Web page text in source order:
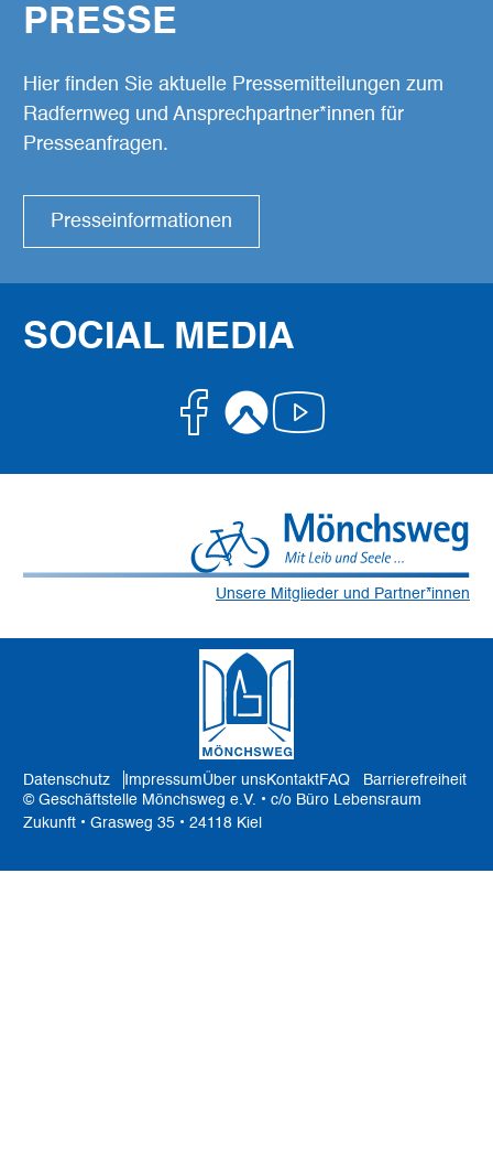
PRESSE
Hier finden Sie aktuelle Pressemitteilungen zum
Radfernweg und Ansprechpartner*innen für
Presseanfragen.
Presseinformationen
SOCIAL MEDIA
Facebook
Komoot
Youtube
Unsere Mitglieder und Partner*innen
Datenschutz ImpressumÜber unsKontaktFAQ
Barrierefreiheit
© Geschäftstelle Mönchsweg e.V. • c/o Büro Lebensraum
Zukunft • Grasweg 35 • 24118 Kiel